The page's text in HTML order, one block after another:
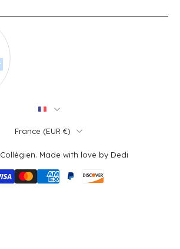
France ‎(EUR €)‎
Collégien. Made with love by Dedi